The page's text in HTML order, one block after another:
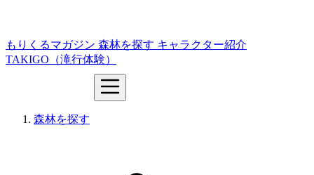
もりくるマガジン 森林を探す キャラクター紹介
TAKIGO（滝行体験）
森林を探す